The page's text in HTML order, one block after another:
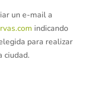
un e-mail a
indicando
para realizar
ciudad.